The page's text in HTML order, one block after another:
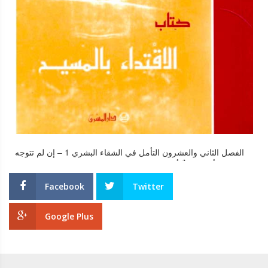
الفقراء والمساكين ، وذهبت الى دير الراهبات ، ولبست زي الرهبنة
وهناك جاهدت جهادا كاملا . فدخل الشيطان فى بعض أصدقائها ،
وأعلموا الأمير بأمرها ، فاستحضرها ، ولما حضرت وجدت فى بيته
جنازة وبكاء على ابنه .فدخلت إليه وصلت على ابنه ، وطلبت من
السيد المسيح من أجله فأقامه من الموت . فآمن الأمير بالمسيح على
يدها . وسمع بها أمير آخر يدعى ديوجانس ، فاستحضرها فأبصرت أمامه
جنديا فاقد بصر إحدى عينيه . فصلت وصلبت عليها، فأبصر فأطلق
الأمير سراحها . وبعد مدة تولى أمير آخر يسمى بيكفيوس (ورد فى
مخطوط بشبين الكرم ( بلنفيوس ) وبلغه خبرها فاستحضرها ، فسالت
السيد المسيح أن يجعل لها حظا مع الشهداء . فأمر الأمير بقطع رأسها
بالسيف ، ونالت إكليل الشهادة . شفاعتها تكون معنا . آمين . نياحة
القديس بطرس القس فى مثل هذا اليوم تنيح القس الجليل القديس
بطرس وكان هذا الأب يقضى كل زمانه صائما وكان يحبس نفسه
وشفاء المرضي بالماء والزيت بعد الصلاة عليهما . وقد رسم قسا بعد
امتناع كبير ، حتى اضطر الى الخضوع للأمر . وكان يقوم برفع البخور
واقامة القداس يوميا . وكان أهل المدينة فرحين به قائلين ان الله يهبنا
مغفرة خطايانا بصلاته وتضرعاته . وكان من عاداته المأثورة أنه إذا
سمع بان اثنين من أبناء الكنيسة متخاصمان أسرع الى إقامة الصلح
الفصل الثاني والعشرون التأمل في الشقاء البشري 1 – إن لم تتوجه
إلى الله، فأنت شقيٌّ أينما كنت وحيثما اتجهت. ما بالك تضطرب، إذا لم
تجر الأمور وفق إرادتك ومبتغاك؟ من ذا الذي له كلُّ شيء وفق
إرادته؟ لا أنا، ولا أنت، ولا الناس على الأرض. ما من أحدٍ في العالم
-وإن ملكًا أو بابا- إلاَّ وله شدائد ومضايق. فمن هو أفضل الناس حالًا؟
هو، ولا شك، من استطاع معاناة شيءٍ لأجل الله. 2 – يقول كثيرون من
قليلي الإدراك وضعفاء العقول: أُنظر ما أرغد عيش هذا الرجل! ما أغناه
Facebook Twitter
Google Plus